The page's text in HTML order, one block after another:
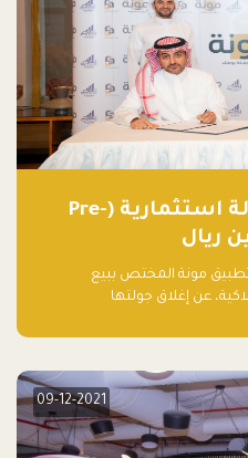
تطبيق مونة يغلق جولة استثمارية (Pre-
مونة المختص ببيع
عن إغلاق جولتها
المحدودة وتسارع القابضة
09-12-2021